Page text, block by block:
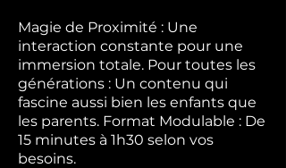
Magie de Proximité : Une
interaction constante pour une
immersion totale. Pour toutes les
générations : Un contenu qui
fascine aussi bien les enfants que
les parents. Format Modulable : De
15 minutes à 1h30 selon vos
besoins.